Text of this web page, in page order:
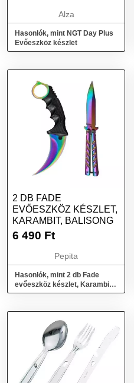
Alza
Hasonlók, mint NGT Day Plus
Evőeszköz készlet
2 DB FADE
EVŐESZKÖZ KÉSZLET,
KARAMBIT, BALISONG
6 490 Ft
Pepita
Hasonlók, mint 2 db Fade
evőeszköz készlet, Karambit,
Balisong